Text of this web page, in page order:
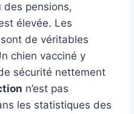
des pensions,
élevée. Les
de véritables
chien vacciné y
sécurité nettement
n’est pas
les statistiques des